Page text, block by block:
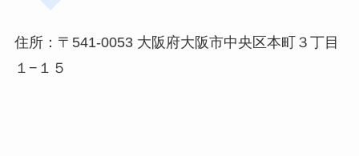
住所：〒541-0053 大阪府大阪市中央区本町３丁目
１−１５